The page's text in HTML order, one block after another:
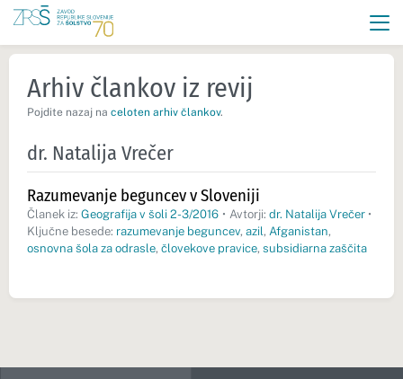
Arhiv člankov iz revij
Pojdite nazaj na celoten arhiv člankov.
dr. Natalija Vrečer
Razumevanje beguncev v Sloveniji
Članek iz: Geografija v šoli 2-3/2016 • Avtorji: dr. Natalija Vrečer •
Ključne besede: razumevanje beguncev, azil, Afganistan,
osnovna šola za odrasle, človekove pravice, subsidiarna zaščita